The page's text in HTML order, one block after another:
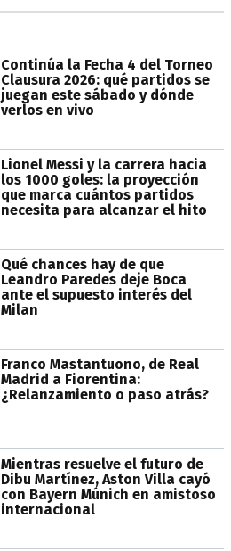
Continúa la Fecha 4 del Torneo
Clausura 2026: qué partidos se
juegan este sábado y dónde
verlos en vivo
Lionel Messi y la carrera hacia
los 1000 goles: la proyección
que marca cuántos partidos
necesita para alcanzar el hito
Qué chances hay de que
Leandro Paredes deje Boca
ante el supuesto interés del
Milan
Franco Mastantuono, de Real
Madrid a Fiorentina:
¿Relanzamiento o paso atrás?
Mientras resuelve el futuro de
Dibu Martínez, Aston Villa cayó
con Bayern Múnich en amistoso
internacional